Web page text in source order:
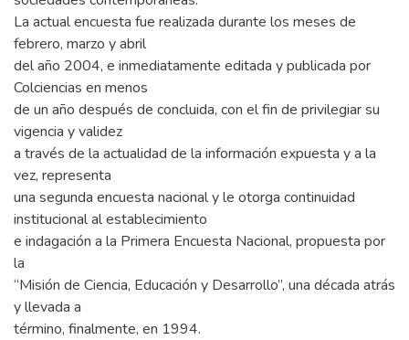
La actual encuesta fue realizada durante los meses de
febrero, marzo y abril
del año 2004, e inmediatamente editada y publicada por
Colciencias en menos
de un año después de concluida, con el fin de privilegiar su
vigencia y validez
a través de la actualidad de la información expuesta y a la
vez, representa
una segunda encuesta nacional y le otorga continuidad
institucional al establecimiento
e indagación a la Primera Encuesta Nacional, propuesta por
la
“Misión de Ciencia, Educación y Desarrollo”, una década atrás
y llevada a
término, finalmente, en 1994.